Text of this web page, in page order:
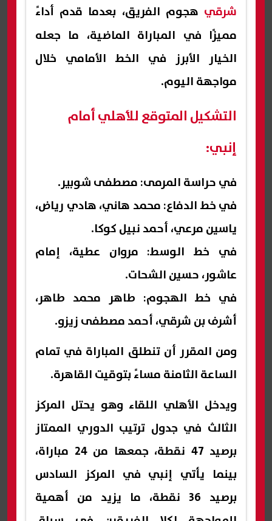
شرقي هجوم الفريق، بعدما قدم أداءً
مميزًا في المباراة الماضية، ما جعله
الخيار الأبرز في الخط الأمامي خلال
مواجهة اليوم.
التشكيل المتوقع للأهلي أمام
إنبي:
في حراسة المرمى: مصطفى شوبير.
في خط الدفاع: محمد هاني، هادي رياض،
ياسين مرعي، أحمد نبيل كوكا.
في خط الوسط: مروان عطية، إمام
عاشور، حسين الشحات.
في خط الهجوم: طاهر محمد طاهر،
أشرف بن شرقي، أحمد مصطفى زيزو.
ومن المقرر أن تنطلق المباراة في تمام
الساعة الثامنة مساءً بتوقيت القاهرة.
ويدخل الأهلي اللقاء وهو يحتل المركز
الثالث في جدول ترتيب الدوري الممتاز
برصيد 47 نقطة، جمعها من 24 مباراة،
بينما يأتي إنبي في المركز السادس
برصيد 36 نقطة، ما يزيد من أهمية